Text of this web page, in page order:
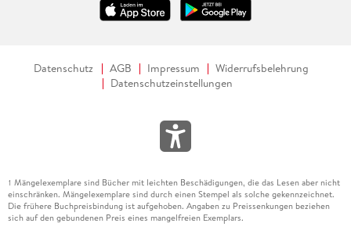
Datenschutz AGB Impressum
Widerrufsbelehrung
Datenschutzeinstellungen
1 Mängelexemplare sind Bücher mit leichten Beschädigungen, die das Lesen aber nicht
einschränken. Mängelexemplare sind durch einen Stempel als solche gekennzeichnet.
Die frühere Buchpreisbindung ist aufgehoben. Angaben zu Preissenkungen beziehen
sich auf den gebundenen Preis eines mangelfreien Exemplars.